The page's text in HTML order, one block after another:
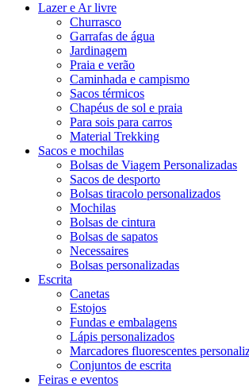
Lazer e Ar livre
Churrasco
Garrafas de água
Jardinagem
Praia e verão
Caminhada e campismo
Sacos térmicos
Chapéus de sol e praia
Para sois para carros
Material Trekking
Sacos e mochilas
Bolsas de Viagem Personalizadas
Sacos de desporto
Bolsas tiracolo personalizados
Mochilas
Bolsas de cintura
Bolsas de sapatos
Necessaires
Bolsas personalizadas
Escrita
Canetas
Estojos
Fundas e embalagens
Lápis personalizados
Marcadores fluorescentes
Conjuntos de escrita
Feiras e eventos